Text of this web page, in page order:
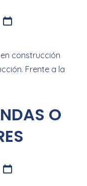
en construcción
Frente a la
O